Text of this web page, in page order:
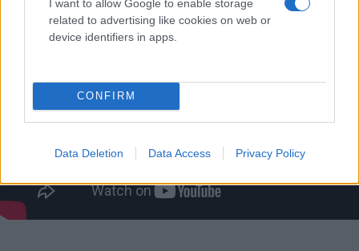
I want to allow Google to enable storage
related to advertising like cookies on web or
device identifiers in apps.
CONFIRM
Data Deletion Data Access Privacy Policy